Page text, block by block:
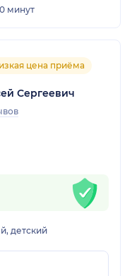
минут
цена приёма
Сергеевич
детский